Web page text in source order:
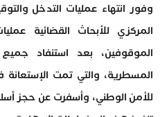
وفور انتهاء عمليات التدخل
المركزي للأبحاث القضائية
الموقوفين، بعد استنفاد جميع
المسطرية، والتي تمت الإستعانة
للأمن الوطني، وأسفرت عن حجز